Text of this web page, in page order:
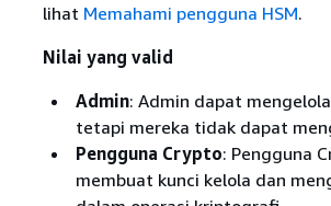
lihat Memahami pengguna HSM.
Nilai yang valid
Admin: Admin dapat
tetapi mereka tidak dapat
Pengguna Crypto: Pengguna
membuat kunci kelola dan